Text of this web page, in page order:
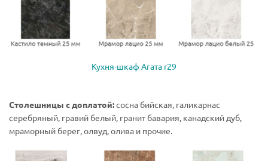
Кухня-шкаф Агата r29
Столешницы с доплатой:сосна бийская, галикарнас
серебряный, гравий белый, гранит бавария, канадский дуб,
мраморный берег, олвуд, олива и прочие.